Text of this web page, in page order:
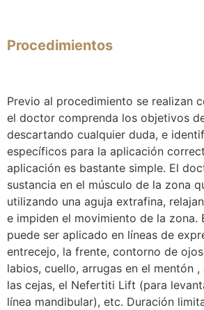
Procedimientos
Previo al procedimiento se realizan
el doctor comprenda los objetivos
descartando cualquier duda, e
específicos para la aplicación
aplicación es bastante simple. El
sustancia en el músculo de la zona
utilizando una aguja extrafina,
e impiden el movimiento de la zona.
puede ser aplicado en líneas de
entrecejo, la frente, contorno de
labios, cuello, arrugas en el mentón
las cejas, el Nefertiti Lift (para
línea mandibular), etc. Duración